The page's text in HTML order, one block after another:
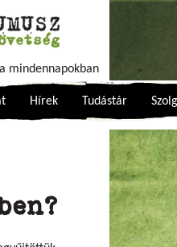
mindennapokban
Hírek Tudástár